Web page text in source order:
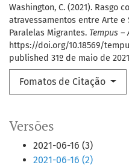
Versões
2021-06-16 (3)
2021-06-16 (2)
Washington, C. (2021). Rasgo
atravessamentos entre Arte e
Paralelas Migrantes. Tempus –
https://doi.org/10.18569/
published 31º de maio de
Fomatos de Citação